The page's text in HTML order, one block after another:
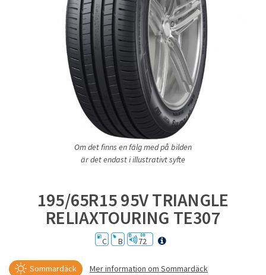
Om det finns en fälg med på bilden
är det endast i illustrativt syfte
195/65R15 95V TRIANGLE
RELIAXTOURING TE307
C B 72
Sommardäck Mer information om Sommardäck